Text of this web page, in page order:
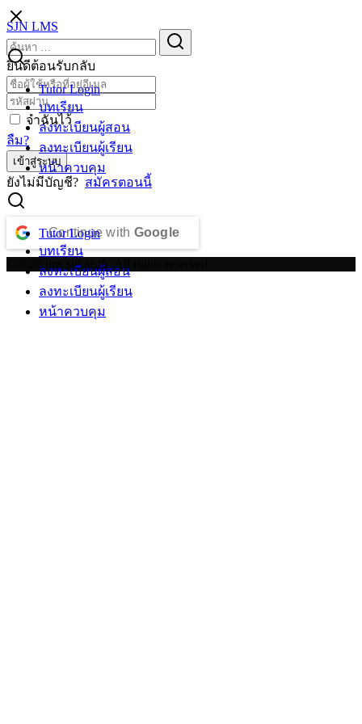
Skip
to
content
SJN LMS
Tutor Login
บทเรียน
ลงทะเบียนผู้สอน
ลงทะเบียนผู้เรียน
หน้าควบคุม
Tutor Login
บทเรียน
ลงทะเบียนผู้สอน
ลงทะเบียนผู้เรียน
หน้าควบคุม
Search
for:
ยินดีต้อนรับกลับ
จำฉันไว้
ลืม?
เข้าสู่ระบบ
ยังไม่มีบัญชี? สมัครตอนนี้
Continue with Google
©2026 lms.sjn.ac.th. All rights reserved.